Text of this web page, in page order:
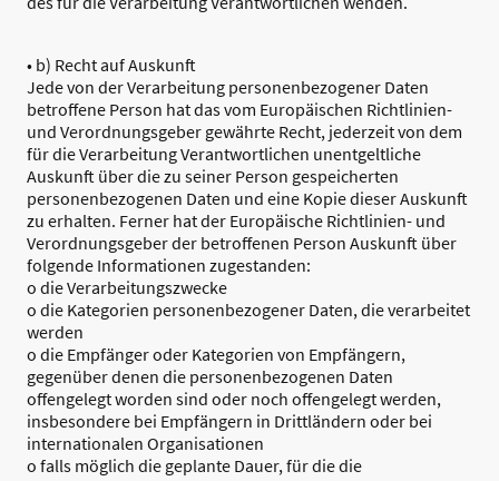
• b) Recht auf Auskunft
Jede von der Verarbeitung personenbezogener Daten
betroffene Person hat das vom Europäischen Richtlinien-
und Verordnungsgeber gewährte Recht, jederzeit von dem
für die Verarbeitung Verantwortlichen unentgeltliche
Auskunft über die zu seiner Person gespeicherten
personenbezogenen Daten und eine Kopie dieser Auskunft
zu erhalten. Ferner hat der Europäische Richtlinien- und
Verordnungsgeber der betroffenen Person Auskunft über
folgende Informationen zugestanden:
o die Verarbeitungszwecke
o die Kategorien personenbezogener Daten, die verarbeitet
werden
o die Empfänger oder Kategorien von Empfängern,
gegenüber denen die personenbezogenen Daten
offengelegt worden sind oder noch offengelegt werden,
insbesondere bei Empfängern in Drittländern oder bei
internationalen Organisationen
o falls möglich die geplante Dauer, für die die